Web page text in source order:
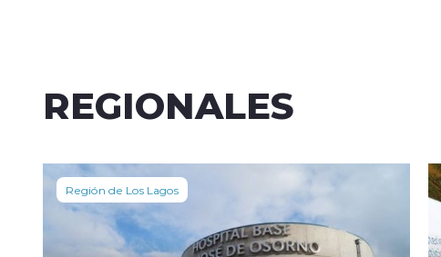
REGIONALES
Región de Los Lagos